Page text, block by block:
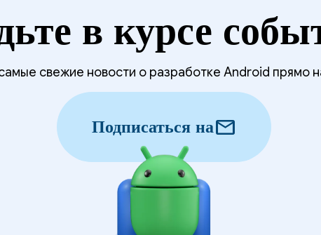
в курсе
свежие новости о разработке Android прямо
Подписаться наmail